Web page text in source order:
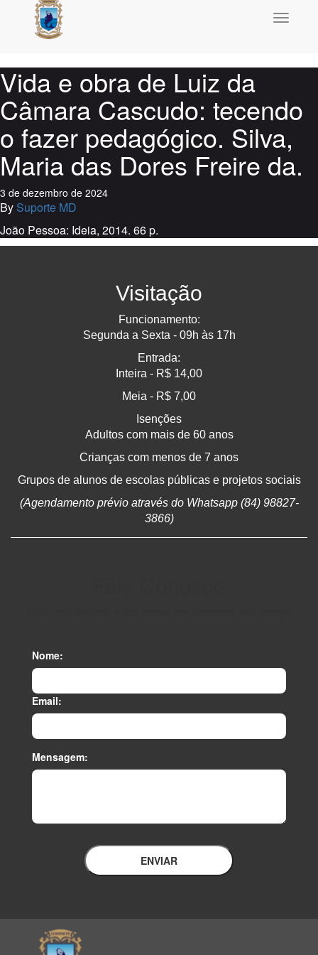
Toggle
Vida e obra de Luiz da
Câmara Cascudo: tecendo
o fazer pedagógico. Silva,
Maria das Dores Freire da.
3 de dezembro de 2024
By Suporte MD
João Pessoa: Ideia, 2014. 66 p.
Visitação
Funcionamento:
Segunda a Sexta - 09h às 17h
Entrada:
Inteira - R$ 14,00
Meia - R$ 7,00
Isenções
Adultos com mais de 60 anos
Crianças com menos de 7 anos
Grupos de alunos de escolas públicas e projetos sociais
(Agendamento prévio através do Whatsapp (84) 98827-
3866)
Nome:
Email:
Mensagem:
ENVIAR